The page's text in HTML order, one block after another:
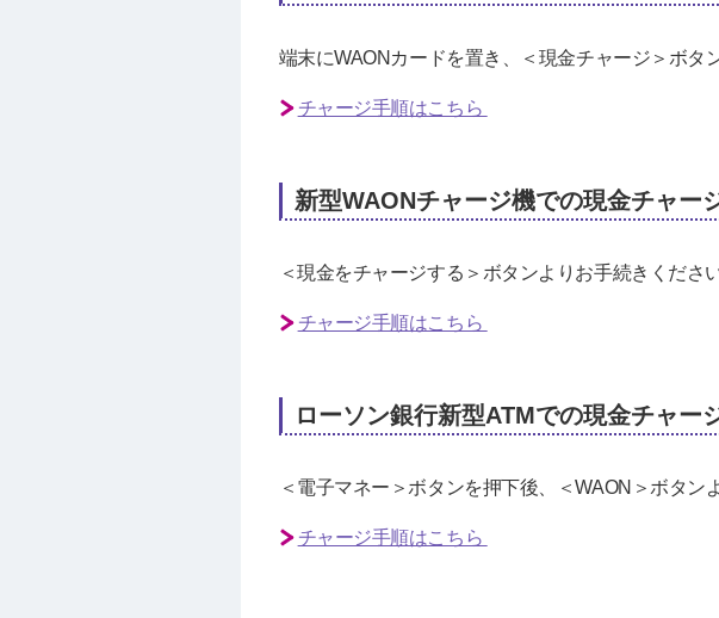
端末にWAONカードを置き、＜現金チャージ＞ボタ
チャージ手順はこちら
新型WAONチャージ機での現金チャー
＜現金をチャージする＞ボタンよりお手続きください
チャージ手順はこちら
ローソン銀行新型ATMでの現金チャー
＜電子マネー＞ボタンを押下後、＜WAON＞ボタン
チャージ手順はこちら